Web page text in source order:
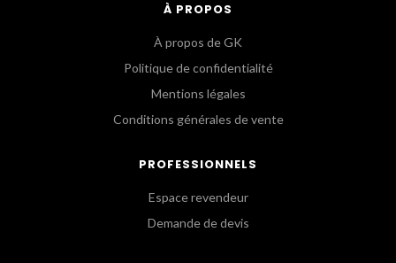
À PROPOS
À propos de GK
Politique de confidentialité
Mentions légales
Conditions générales de vente
PROFESSIONNELS
Espace revendeur
Demande de devis